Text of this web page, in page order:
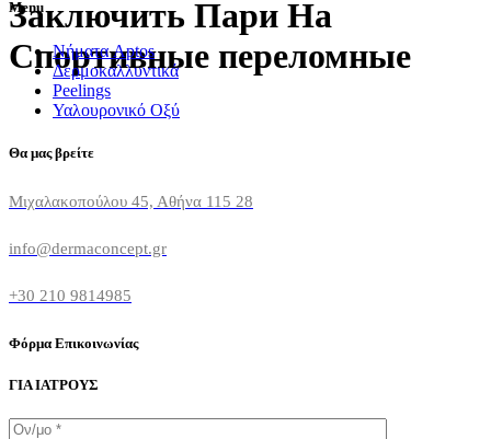
Заключить Пари На
Спортивные переломные
Menu
Νήματα Aptos
Δερμοκαλλυντικά
Peelings
Υαλουρονικό Οξύ
Θα μας βρείτε
Μιχαλακοπούλου 45, Αθήνα 115 28
info@dermaconcept.gr
+30 210 9814985
Φόρμα Επικοινωνίας
ΓΙΑ ΙΑΤΡΟΥΣ